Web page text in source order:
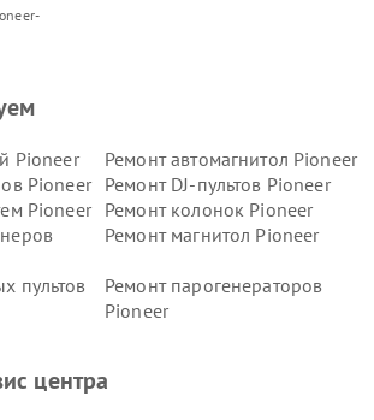
Pioneer
Ремонт автомагнитол Pioneer
Pioneer
Ремонт DJ-пультов Pioneer
Pioneer
Ремонт колонок Pioneer
Ремонт магнитол Pioneer
пультов
Ремонт парогенераторов
Pioneer
центра